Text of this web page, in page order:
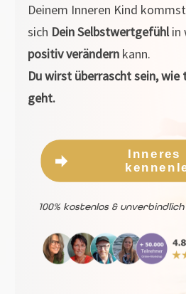
Deinem Inneren Kind
sich Dein Selbstwertgefühlin
positiv verändern kann.
Du wirst überrascht sein,
geht.
Inneres
100% kostenlos & unverbindlich